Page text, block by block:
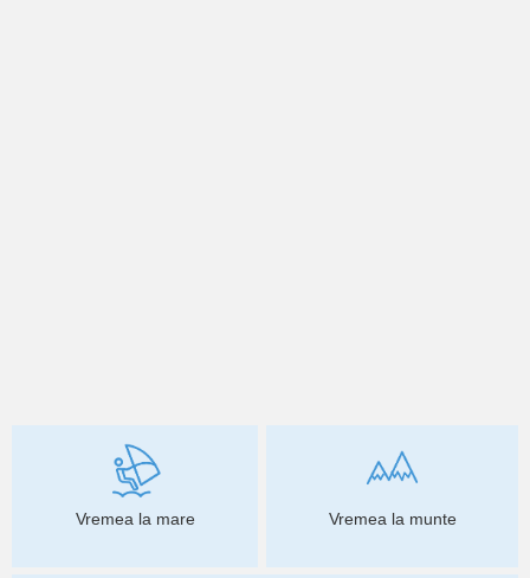
Vremea la mare Vremea la munte